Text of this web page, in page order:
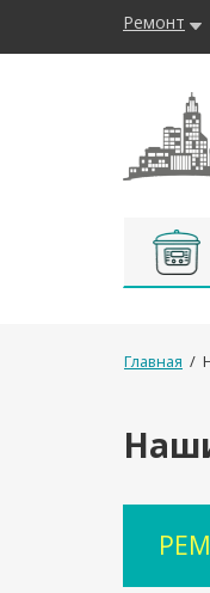
Ремонт
Главная /